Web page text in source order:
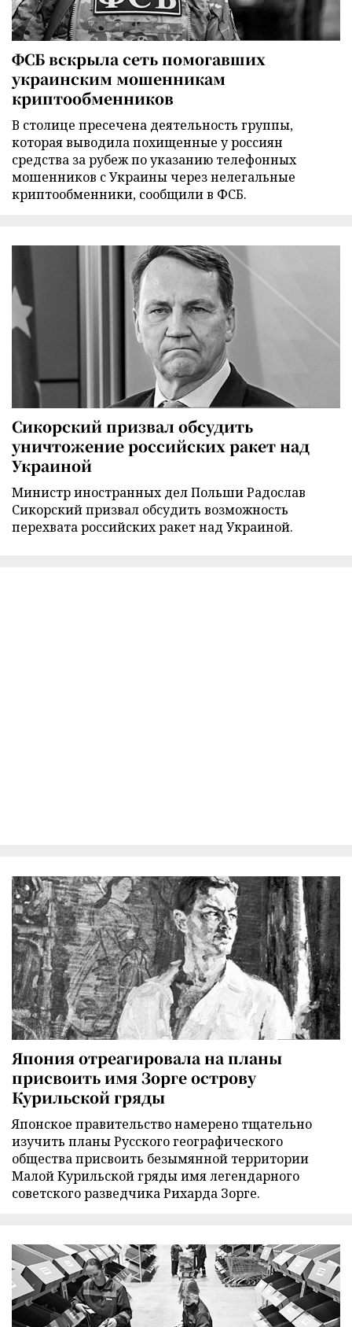
ФСБ вскрыла сеть помогавших
украинским мошенникам
криптообменников
В столице пресечена деятельность группы,
которая выводила похищенные у россиян
средства за рубеж по указанию телефонных
мошенников с Украины через нелегальные
криптообменники, сообщили в ФСБ.
Сикорский призвал обсудить
уничтожение российских ракет над
Украиной
Министр иностранных дел Польши Радослав
Сикорский призвал обсудить возможность
перехвата российских ракет над Украиной.
Япония отреагировала на планы
присвоить имя Зорге острову
Курильской гряды
Японское правительство намерено тщательно
изучить планы Русского географического
общества присвоить безымянной территории
Малой Курильской гряды имя легендарного
советского разведчика Рихарда Зорге.